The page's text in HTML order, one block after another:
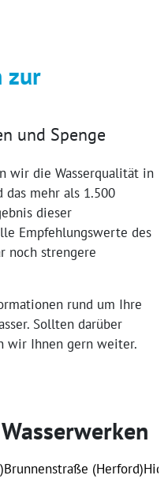
zur
und Spenge
wir die Wasserqualität in
das mehr als 1.500
dieser
Empfehlungswerte des
noch strengere
rund um Ihre
Sollten darüber
wir Ihnen gern weiter.
Brunnenstraße (Herford)